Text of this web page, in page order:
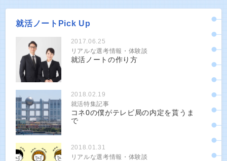
就活ノートPick Up
2017.06.25
リアルな選考情報・体験談
就活ノートの作り方
2018.02.19
就活特集記事
コネ0の僕がテレビ局の内定を貰うま
で
2018.01.31
リアルな選考情報・体験談